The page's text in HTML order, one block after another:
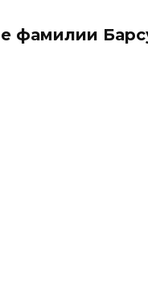
фамилии